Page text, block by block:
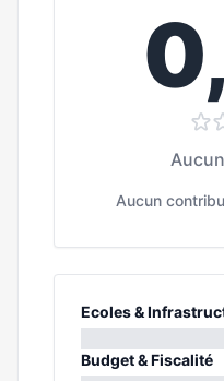
Aucun
Ecoles &
0%
Budget & Fiscalité